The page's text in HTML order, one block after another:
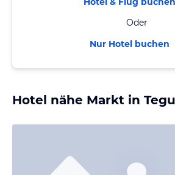
Oder
Nur Hotel buchen
Hotel nähe Markt in